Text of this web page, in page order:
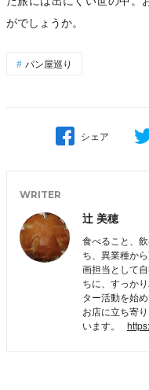
がでしょうか。
パン屋巡り
シェア
WRITER
辻 美穂
食べること、
ち、異業種か
画担当として
ちに、すっか
ター活動を始
お店に立ち寄
います。